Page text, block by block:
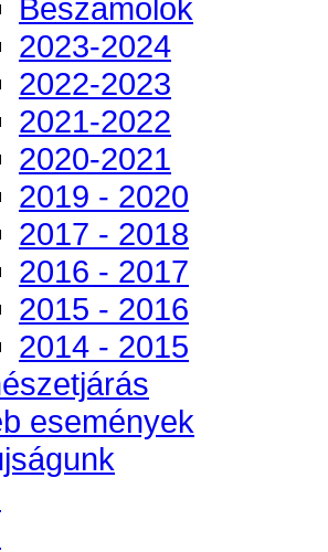
Beszámolók
2023-2024
2022-2023
2021-2022
2020-2021
2019 - 2020
2017 - 2018
2016 - 2017
2015 - 2016
2014 - 2015
események